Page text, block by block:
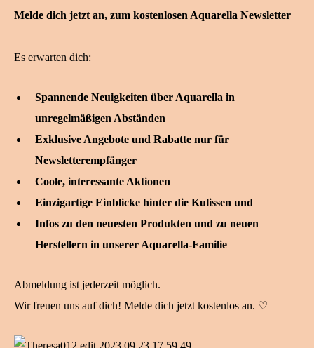
Melde dich jetzt an, zum kostenlosen Aquarella Newsletter
Es erwarten dich:
Spannende Neuigkeiten über Aquarella in
unregelmäßigen Abständen
Exklusive Angebote und Rabatte nur für
Newsletterempfänger
Coole, interessante Aktionen
Einzigartige Einblicke hinter die Kulissen und
Infos zu den neuesten Produkten und zu neuen
Herstellern in unserer Aquarella-Familie
Abmeldung ist jederzeit möglich.
Wir freuen uns auf dich! Melde dich jetzt kostenlos an. ♡